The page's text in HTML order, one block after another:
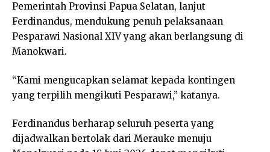
Pemerintah Provinsi Papua Selatan, lanjut
Ferdinandus, mendukung penuh pelaksanaan
Pesparawi Nasional XIV yang akan berlangsung di
Manokwari.
“Kami mengucapkan selamat kepada kontingen
yang terpilih mengikuti Pesparawi,” katanya.
Ferdinandus berharap seluruh peserta yang
dijadwalkan bertolak dari Merauke menuju